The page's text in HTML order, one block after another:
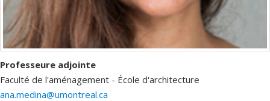
Professeure adjointe
Faculté de l'aménagement - École d'architecture
ana.medina@umontreal.ca